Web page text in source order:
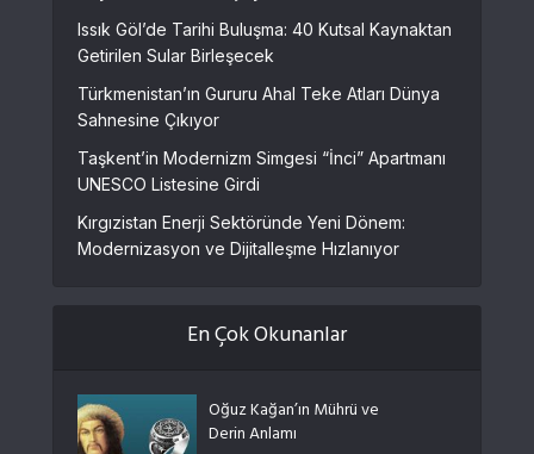
Issık Göl’de Tarihi Buluşma: 40 Kutsal Kaynaktan
Getirilen Sular Birleşecek
Türkmenistan’ın Gururu Ahal Teke Atları Dünya
Sahnesine Çıkıyor
Taşkent’in Modernizm Simgesi “İnci” Apartmanı
UNESCO Listesine Girdi
Kırgızistan Enerji Sektöründe Yeni Dönem:
Modernizasyon ve Dijitalleşme Hızlanıyor
En Çok Okunanlar
Oğuz Kağan’ın Mührü ve
Derin Anlamı